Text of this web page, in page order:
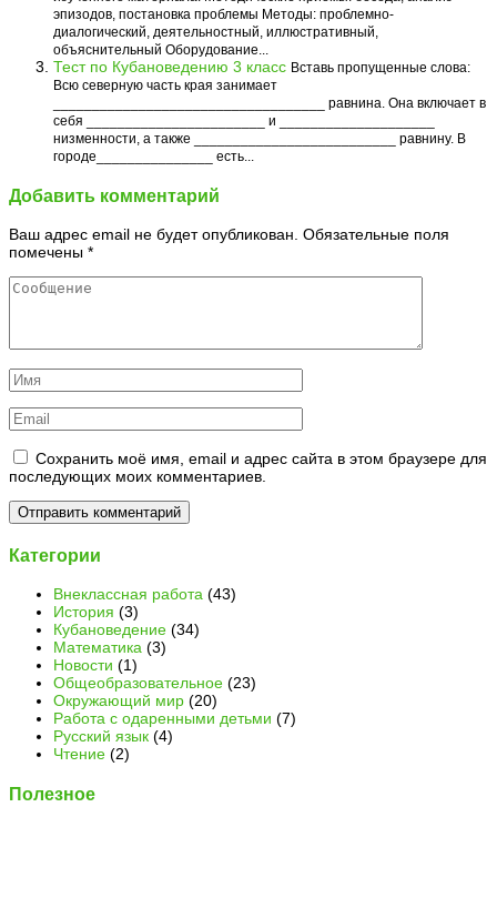
эпизодов, постановка проблемы Методы: проблемно-
диалогический, деятельностный, иллюстративный,
объяснительный Оборудование...
Тест по Кубановедению 3 класс Вставь пропущенные слова:
Всю северную часть края занимает
___________________________________ равнина. Она включает в
себя _______________________ и ____________________
низменности, а также __________________________ равнину. В
городе_______________ есть...
Добавить комментарий
Ваш адрес email не будет опубликован. Обязательные поля
помечены *
Сохранить моё имя, email и адрес сайта в этом браузере для
последующих моих комментариев.
Категории
Внеклассная работа (43)
История (3)
Кубановедение (34)
Математика (3)
Новости (1)
Общеобразовательное (23)
Окружающий мир (20)
Работа с одаренными детьми (7)
Русский язык (4)
Чтение (2)
Полезное